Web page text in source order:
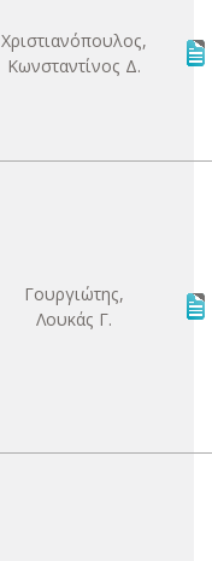
Χριστιανόπουλος,
Κωνσταντίνος Δ.
Γουργιώτης,
Λουκάς Γ.